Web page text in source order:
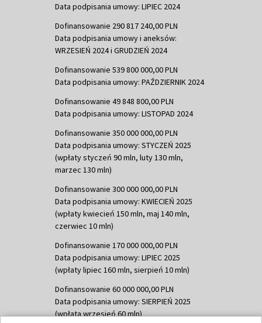
Data podpisania umowy: LIPIEC 2024
Dofinansowanie 290 817 240,00 PLN
Data podpisania umowy i aneksów:
WRZESIEŃ 2024 i GRUDZIEŃ 2024
Dofinansowanie 539 800 000,00 PLN
Data podpisania umowy: PAŹDZIERNIK 2024
Dofinansowanie 49 848 800,00 PLN
Data podpisania umowy: LISTOPAD 2024
Dofinansowanie 350 000 000,00 PLN
Data podpisania umowy: STYCZEŃ 2025
(wpłaty styczeń 90 mln, luty 130 mln,
marzec 130 mln)
Dofinansowanie 300 000 000,00 PLN
Data podpisania umowy: KWIECIEŃ 2025
(wpłaty kwiecień 150 mln, maj 140 mln,
czerwiec 10 mln)
Dofinansowanie 170 000 000,00 PLN
Data podpisania umowy: LIPIEC 2025
(wpłaty lipiec 160 mln, sierpień 10 mln)
Dofinansowanie 60 000 000,00 PLN
Data podpisania umowy: SIERPIEŃ 2025
(wpłata wrzesień 60 mln)